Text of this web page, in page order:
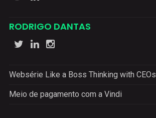
RODRIGO DANTAS
Websérie Like a Boss Thinking with CEOs
Meio de pagamento com a Vindi